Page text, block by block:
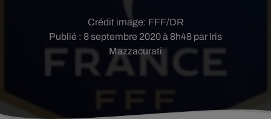
Publié : 8 septembre 2020 à 8h48 par Iris
Mazzacurati
Crédit image: FFF/DR